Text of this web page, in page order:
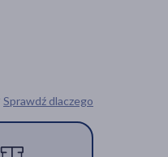
Sprawdź dlaczego